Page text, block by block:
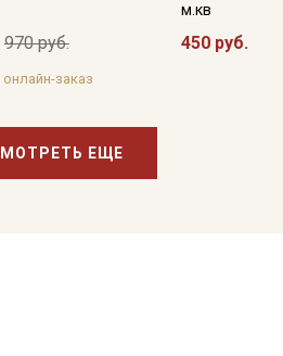
970 руб.
заказ
м.кв
450 руб.
ЕЩЕ